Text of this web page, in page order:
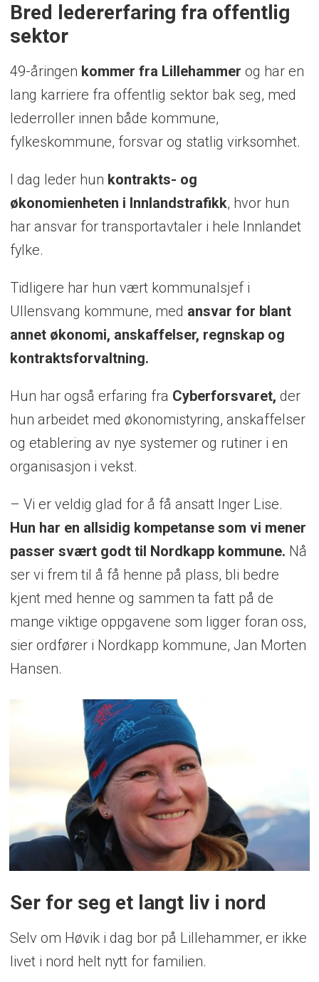
Bred ledererfaring fra offentlig
sektor
49-åringen kommer fra Lillehammer og har en
lang karriere fra offentlig sektor bak seg, med
lederroller innen både kommune,
fylkeskommune, forsvar og statlig virksomhet.
I dag leder hun kontrakts- og
økonomienheten i Innlandstrafikk, hvor hun
har ansvar for transportavtaler i hele Innlandet
fylke.
Tidligere har hun vært kommunalsjef i
Ullensvang kommune, med ansvar for blant
annet økonomi, anskaffelser, regnskap og
kontraktsforvaltning.
Hun har også erfaring fra Cyberforsvaret, der
hun arbeidet med økonomistyring, anskaffelser
og etablering av nye systemer og rutiner i en
organisasjon i vekst.
– Vi er veldig glad for å få ansatt Inger Lise.
Hun har en allsidig kompetanse som vi mener
passer svært godt til Nordkapp kommune. Nå
ser vi frem til å få henne på plass, bli bedre
kjent med henne og sammen ta fatt på de
mange viktige oppgavene som ligger foran oss,
sier ordfører i Nordkapp kommune, Jan Morten
Hansen.
Ser for seg et langt liv i nord
Selv om Høvik i dag bor på Lillehammer, er ikke
livet i nord helt nytt for familien.